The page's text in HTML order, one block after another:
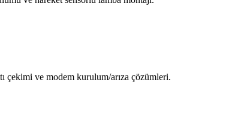
çekimi ve modem kurulum/arıza çözümleri.